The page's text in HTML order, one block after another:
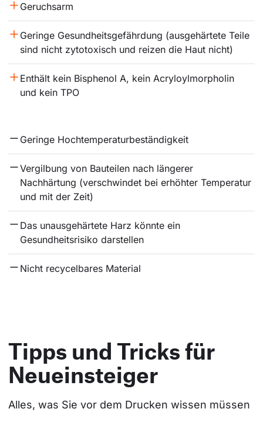
Geruchsarm
Geringe Gesundheitsgefährdung (ausgehärtete Teile
sind nicht zytotoxisch und reizen die Haut nicht)
Enthält kein Bisphenol A, kein Acryloylmorpholin
und kein TPO
Geringe Hochtemperaturbeständigkeit
Vergilbung von Bauteilen nach längerer
Nachhärtung (verschwindet bei erhöhter Temperatur
und mit der Zeit)
Das unausgehärtete Harz könnte ein
Gesundheitsrisiko darstellen
Nicht recycelbares Material
Tipps und Tricks für
Neueinsteiger
Alles, was Sie vor dem Drucken wissen müssen